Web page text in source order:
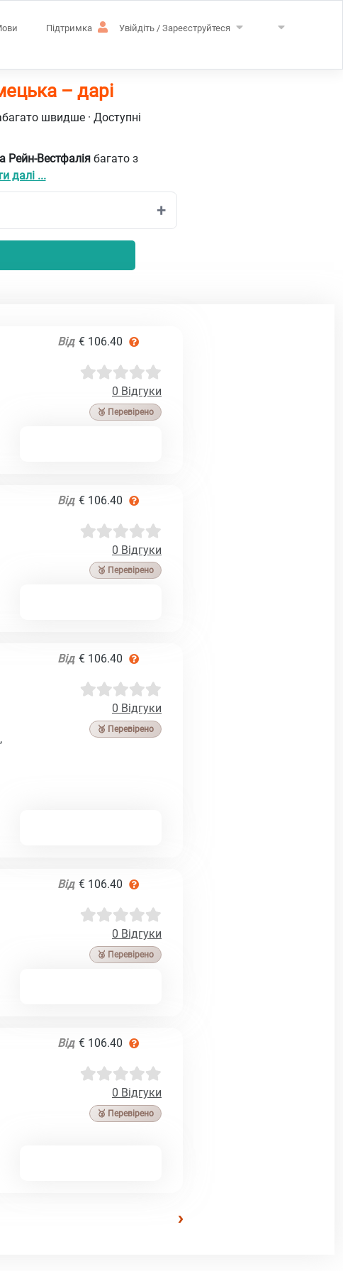
Підтримка Увійдіть / Зареєструйтеся
– дарі
швидше · Доступні
Рейн-Вестфалія багато з
далі ...
Від € 106.40
0 Відгуки
🥉 Перевірено
Від € 106.40
0 Відгуки
🥉 Перевірено
Від € 106.40
0 Відгуки
🥉 Перевірено
Від € 106.40
0 Відгуки
🥉 Перевірено
Від € 106.40
0 Відгуки
🥉 Перевірено
›